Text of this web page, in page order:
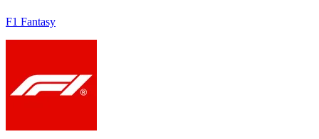
F1 Fantasy